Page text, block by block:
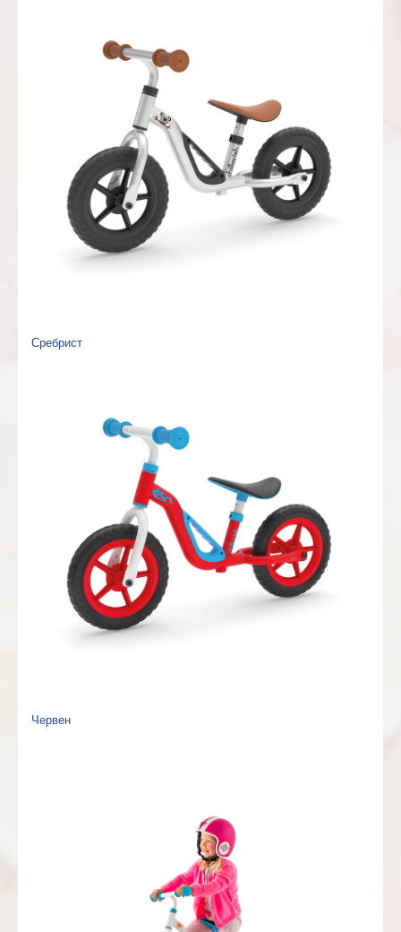
Сребрист
Червен